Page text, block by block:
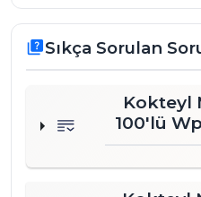
kaliteli ve güvenilir
Profesyonel
kadar geniş bir
çalışmaktadır. Toptan
teslimat seçenekleriyle
hemen inceleyerek
quizSıkça Sorulan
Kokteyl
100'lü